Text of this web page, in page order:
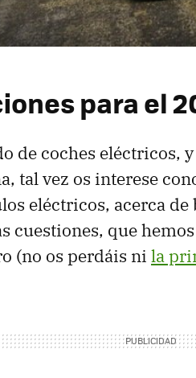
para el
de coches eléctricos,
tal vez os interese
eléctricos, acerca
cuestiones, que
(no os perdáis ni la